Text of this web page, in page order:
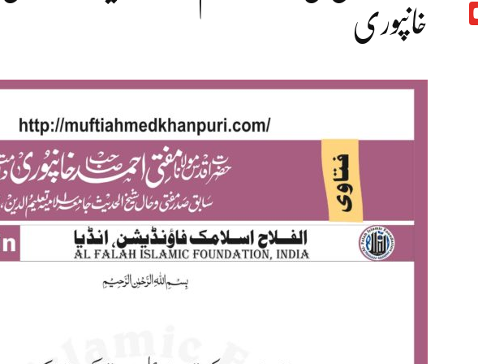
خانپوری